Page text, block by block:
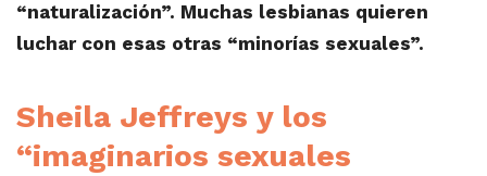
“naturalización”. Muchas lesbianas quieren
luchar con esas otras “minorías sexuales”.
Sheila Jeffreys y los
“imaginarios sexuales